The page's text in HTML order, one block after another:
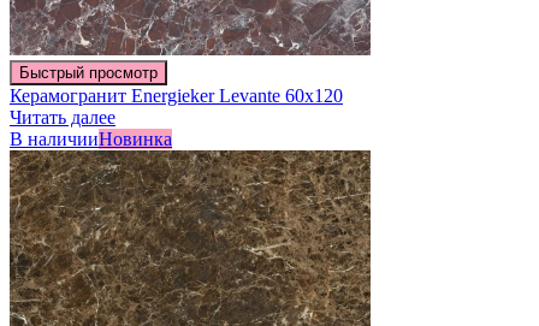
Быстрый просмотр
Керамогранит Energieker Levante 60х120
Читать далее
В наличииНовинка